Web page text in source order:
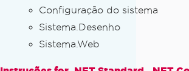
Configuração do sistema
Sistema.Desenho
Sistema.Web